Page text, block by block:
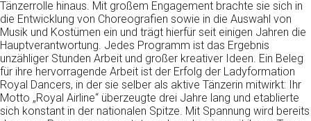
Tänzerrolle hinaus. Mit großem Engagement brachte sie sich in
die Entwicklung von Choreografien sowie in die Auswahl von
Musik und Kostümen ein und trägt hierfür seit einigen Jahren die
Hauptverantwortung. Jedes Programm ist das Ergebnis
unzähliger Stunden Arbeit und großer kreativer Ideen. Ein Beleg
für ihre hervorragende Arbeit ist der Erfolg der Ladyformation
Royal Dancers, in der sie selber als aktive Tänzerin mitwirkt: Ihr
Motto „Royal Airline“ überzeugte drei Jahre lang und etablierte
sich konstant in der nationalen Spitze. Mit Spannung wird bereits